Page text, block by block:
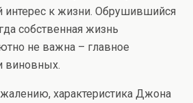
к жизни. Обрушившийся
собственная жизнь
не важна – главное
виновных.
характеристика Джона